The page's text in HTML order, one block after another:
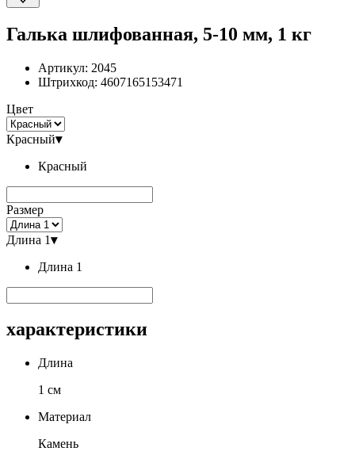
Галька шлифованная, 5-10 мм, 1 кг
Артикул: 2045
Штрихкод: 4607165153471
Цвет
Красный▾
Красный
Размер
Длина 1▾
Длина 1
характеристики
Длина
1 см
Материал
Камень